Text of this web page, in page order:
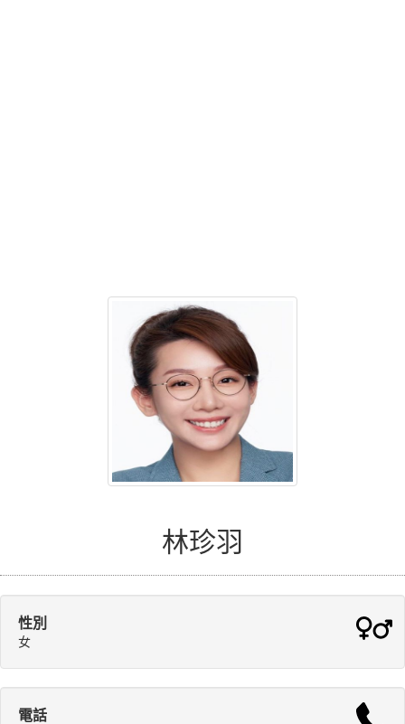
林珍羽
性別
女
電話